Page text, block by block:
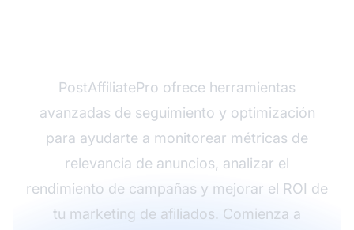
PostAffiliatePro ofrece herramientas
avanzadas de seguimiento y optimización
para ayudarte a monitorear métricas de
relevancia de anuncios, analizar el
rendimiento de campañas y mejorar el ROI de
tu marketing de afiliados. Comienza a